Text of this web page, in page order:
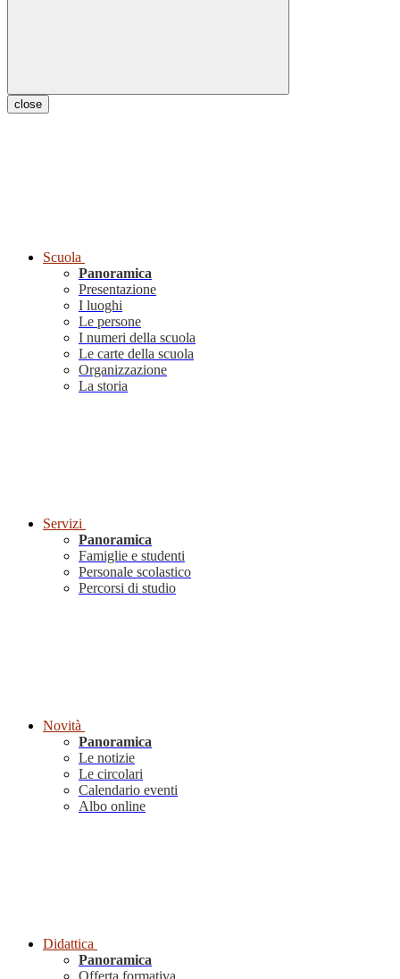
close
Scuola
Panoramica
Presentazione
I luoghi
Le persone
I numeri della scuola
Le carte della scuola
Organizzazione
La storia
Servizi
Panoramica
Famiglie e studenti
Personale scolastico
Percorsi di studio
Novità
Panoramica
Le notizie
Le circolari
Calendario eventi
Albo online
Didattica
Panoramica